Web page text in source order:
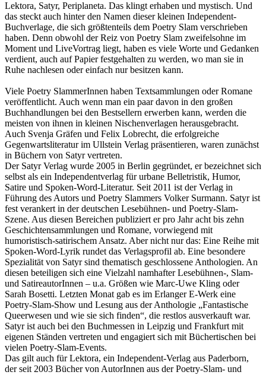
Lektora, Satyr, Periplaneta. Das klingt erhaben und mystisch. Und
das steckt auch hinter den Namen dieser kleinen Independent-
Buchverlage, die sich größtenteils dem Poetry Slam verschrieben
haben. Denn obwohl der Reiz von Poetry Slam zweifelsohne im
Moment und LiveVortrag liegt, haben es viele Worte und Gedanken
verdient, auch auf Papier festgehalten zu werden, wo man sie in
Ruhe nachlesen oder einfach nur besitzen kann.
Viele Poetry SlammerInnen haben Textsammlungen oder Romane
veröffentlicht. Auch wenn man ein paar davon in den großen
Buchhandlungen bei den Bestsellern erwerben kann, werden die
meisten von ihnen in kleinen Nischenverlagen herausgebracht.
Auch Svenja Gräfen und Felix Lobrecht, die erfolgreiche
Gegenwartsliteratur im Ullstein Verlag präsentieren, waren zunächst
in Büchern von Satyr vertreten.
Der Satyr Verlag wurde 2005 in Berlin gegründet, er bezeichnet sich
selbst als ein Independentverlag für urbane Belletristik, Humor,
Satire und Spoken-Word-Literatur. Seit 2011 ist der Verlag in
Führung des Autors und Poetry Slammers Volker Surmann. Satyr ist
fest verankert in der deutschen Lesebühnen- und Poetry-Slam-
Szene. Aus diesen Bereichen publiziert er pro Jahr acht bis zehn
Geschichtensammlungen und Romane, vorwiegend mit
humoristisch-satirischem Ansatz. Aber nicht nur das: Eine Reihe mit
Spoken-Word-Lyrik rundet das Verlagsprofil ab. Eine besondere
Spezialität von Satyr sind thematisch geschlossene Anthologien. An
diesen beteiligen sich eine Vielzahl namhafter Lesebühnen-, Slam-
und SatireautorInnen – u.a. Größen wie Marc-Uwe Kling oder
Sarah Bosetti. Letzten Monat gab es im Erlanger E-Werk eine
Poetry-Slam-Show und Lesung aus der Anthologie „Fantastische
Queerwesen und wie sie sich finden“, die restlos ausverkauft war.
Satyr ist auch bei den Buchmessen in Leipzig und Frankfurt mit
eigenen Ständen vertreten und engagiert sich mit Büchertischen bei
vielen Poetry-Slam-Events.
Das gilt auch für Lektora, ein Independent-Verlag aus Paderborn,
der seit 2003 Bücher von AutorInnen aus der Poetry-Slam- und